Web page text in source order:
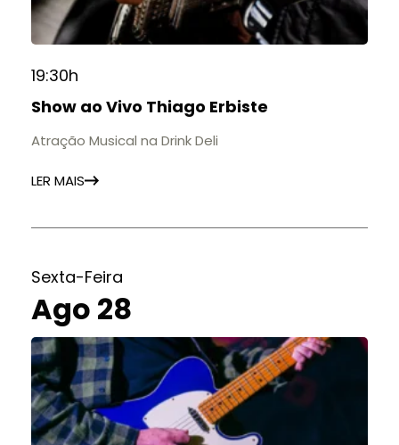
19:30h
Show ao Vivo Thiago Erbiste
Atração Musical na Drink Deli
LER MAIS
Sexta-Feira
Ago 28